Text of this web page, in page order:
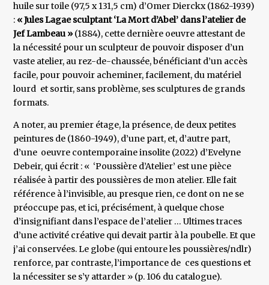
huile sur toile (97,5 x 131,5 cm) d’Omer Dierckx (1862-1939)
: « Jules Lagae sculptant ‘La Mort d’Abel’ dans l’atelier de
Jef Lambeau » (1884), cette dernière oeuvre attestant de
la nécessité pour un sculpteur de pouvoir disposer d’un
vaste atelier, au rez-de-chaussée, bénéficiant d’un accès
facile, pour pouvoir acheminer, facilement, du matériel
lourd et sortir, sans problème, ses sculptures de grands
formats.
A noter, au premier étage, la présence, de deux petites
peintures de (1860-1949), d’une part, et, d’autre part,
d’une oeuvre contemporaine insolite (2022) d’Evelyne
Debeir, qui écrit : « ‘Poussière d’Atelier’ est une pièce
réalisée à partir des poussières de mon atelier. Elle fait
référence à l’invisible, au presque rien, ce dont on ne se
préoccupe pas, et ici, précisément, à quelque chose
d’insignifiant dans l’espace de l’atelier … Ultimes traces
d’une activité créative qui devait partir à la poubelle. Et que
j’ai conservées. Le globe (qui entoure les poussières/ndlr)
renforce, par contraste, l’importance de ces questions et
la nécessiter se s’y attarder » (p. 106 du catalogue).